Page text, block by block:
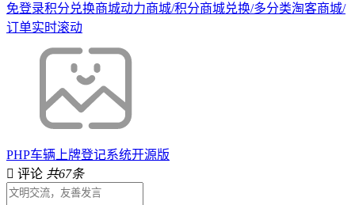
免登录积分兑换商城动力商城/积分商城兑换/多分类淘客商城/
订单实时滚动
PHP车辆上牌登记系统开源版
评论 共67条